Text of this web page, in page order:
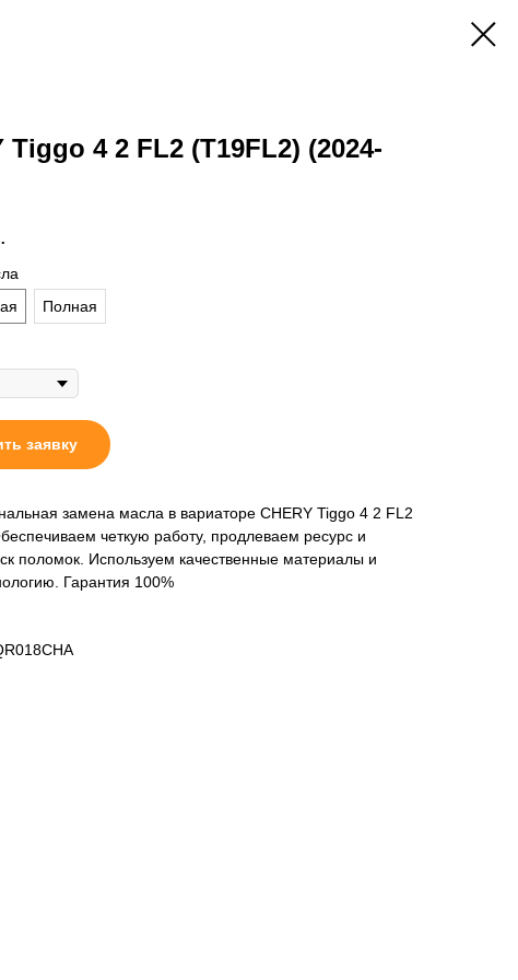
Tiggo 4 2 FL2 (T19FL2) (2024-
Полная
заявку
замена масла в вариаторе CHERY Tiggo 4 2 FL2
четкую работу, продлеваем ресурс и
поломок. Используем качественные материалы и
Гарантия 100%